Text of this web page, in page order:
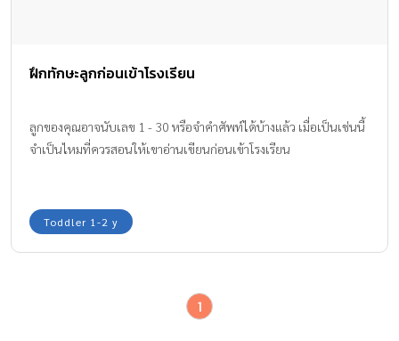
ฝึกทักษะลูกก่อนเข้าโรงเรียน
ลูกของคุณอาจนับเลข 1 - 30 หรือจำคำศัพท์ได้บ้างแล้ว เมื่อเป็นเช่นนี้
จำเป็นไหมที่ควรสอนให้เขาอ่านเขียนก่อนเข้าโรงเรียน
Toddler 1-2 y
1